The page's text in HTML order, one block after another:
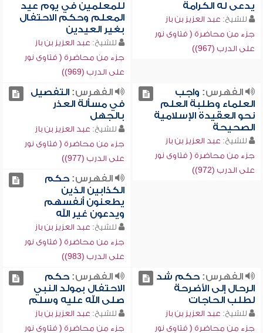
يدعى له الكرامة
للشيخ: عبد العزيز بن باز
جزء من محاضرة ( فتاوى نور
على الدرب (967))
للمعلمين في يوم عيد
المعلم وحكم الاحتفال
بغير العيدين
للشيخ: عبد العزيز بن باز
جزء من محاضرة ( فتاوى نور
على الدرب (969))
الفهرس: واجب
العلماء وطلبة العلم
نحو العقيدة الإسلامية
الصحيحة
للشيخ: عبد العزيز بن باز
جزء من محاضرة ( فتاوى نور
على الدرب (972))
الفهرس:التفصيل
في مسألة العذر
بالجهل
للشيخ: عبد العزيز بن باز
جزء من محاضرة ( فتاوى نور
على الدرب (977))
الفهرس:حكم
الكذابين الذين
يطعنون أنفسهم
ويدعون غير الله
للشيخ: عبد العزيز بن باز
جزء من محاضرة ( فتاوى نور
على الدرب (983))
الفهرس:حكم شد
الرحال إلى الأضرحة
لطلب الحاجات
للشيخ: عبد العزيز بن باز
جزء من محاضرة ( فتاوى نور
الفهرس:حكم
الاحتفال بمولد النبي
صلى الله عليه وسلم
للشيخ: عبد العزيز بن باز
جزء من محاضرة ( فتاوى نور